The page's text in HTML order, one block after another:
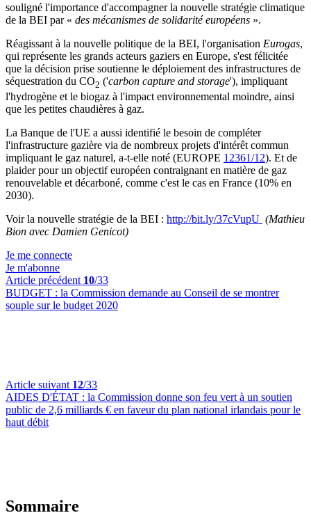
souligné l'importance d'accompagner la nouvelle stratégie climatique
de la BEI par « des mécanismes de solidarité européens ».
Réagissant à la nouvelle politique de la BEI, l'organisation Eurogas,
qui représente les grands acteurs gaziers en Europe, s'est félicitée
que la décision prise soutienne le déploiement des infrastructures de
séquestration du CO2 ('carbon capture and storage'), impliquant
l'hydrogène et le biogaz à l'impact environnemental moindre, ainsi
que les petites chaudières à gaz.
La Banque de l'UE a aussi identifié le besoin de compléter
l'infrastructure gazière via de nombreux projets d'intérêt commun
impliquant le gaz naturel, a-t-elle noté (EUROPE 12361/12). Et de
plaider pour un objectif européen contraignant en matière de gaz
renouvelable et décarboné, comme c'est le cas en France (10% en
2030).
Voir la nouvelle stratégie de la BEI : http://bit.ly/37cVupU (Mathieu
Bion avec Damien Genicot)
Je me connecte
Je m'abonne
Article précédent 10/33
BUDGET : la Commission demande au Conseil de se montrer
souple sur le budget 2020
Article suivant 12/33
AIDES D'ÉTAT : la Commission donne son feu vert à un soutien
public de 2,6 milliards € en faveur du plan national irlandais pour le
haut débit
Sommaire